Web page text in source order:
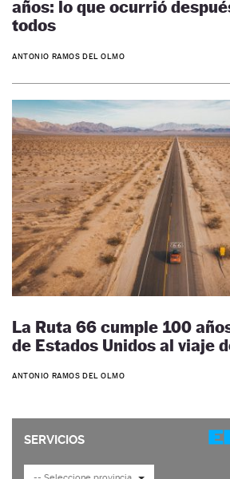
años: lo que ocurrió
todos
ANTONIO RAMOS DEL OLMO
La Ruta 66 cumple 100
de Estados Unidos al viaje
ANTONIO RAMOS DEL OLMO